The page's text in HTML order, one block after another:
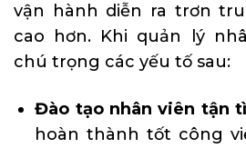
vận hành diễn ra trơn
cao hơn. Khi quản lý
chú trọng các yếu tố sau:
Đào tạo nhân viên tận
hoàn thành tốt công